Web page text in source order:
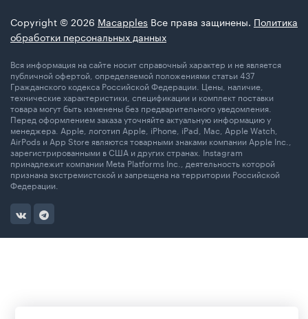
Copyright © 2026 Macapples Все права защинены. Политика
обработки персональных данных
Вся информация на сайте носит справочный характер и не является
публичной офертой, определяемой положениями статьи 437
Гражданского кодекса Российской Федерации. Цены, наличие,
технические характеристики, спецификации и комплект поставки
товара могут быть изменены без предварительного уведомления.
Перед оформлением заказа уточняйте актуальную информацию у
менеджера. Apple, логотип Apple, iPhone, iPad, Mac, Apple Watch,
AirPods и App Store являются товарными знаками компании Apple Inc.,
зарегистрированными в США и других странах. Instagram
принадлежит компании Meta Platforms Inc., деятельность которой
признана экстремистской и запрещена на территории Российской
Федерации.